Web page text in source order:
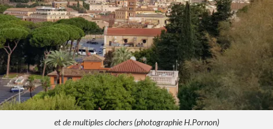
et de multiples clochers (photographie H.Pornon)